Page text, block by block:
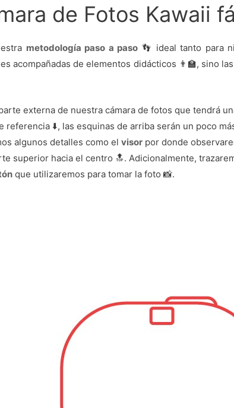
de Fotos Kawaii
metodología paso a paso 👣 ideal tanto para
acompañadas de elementos didácticos 👨‍🏫, sino las
externa de nuestra cámara de fotos que tendrá
referencia ⬇️, las esquinas de arriba serán un poco
algunos detalles como elvisor por donde
superior hacia el centro 🔝. Adicionalmente,
que utilizaremos para tomar la foto 📸.